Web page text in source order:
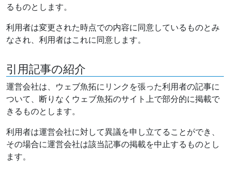
るものとします。
利用者は変更された時点での内容に同意しているものとみ
なされ、利用者はこれに同意します。
引用記事の紹介
運営会社は、ウェブ魚拓にリンクを張った利用者の記事に
ついて、断りなくウェブ魚拓のサイト上で部分的に掲載で
きるものとします。
利用者は運営会社に対して異議を申し立てることができ、
その場合に運営会社は該当記事の掲載を中止するものとし
ます。